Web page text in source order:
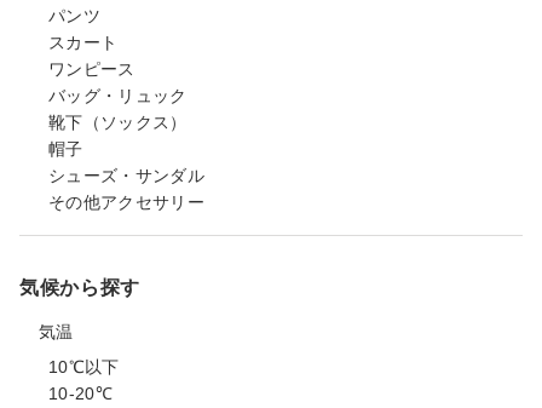
パンツ
スカート
ワンピース
バッグ・リュック
靴下（ソックス）
帽子
シューズ・サンダル
その他アクセサリー
気候から探す
気温
10℃以下
10-20℃